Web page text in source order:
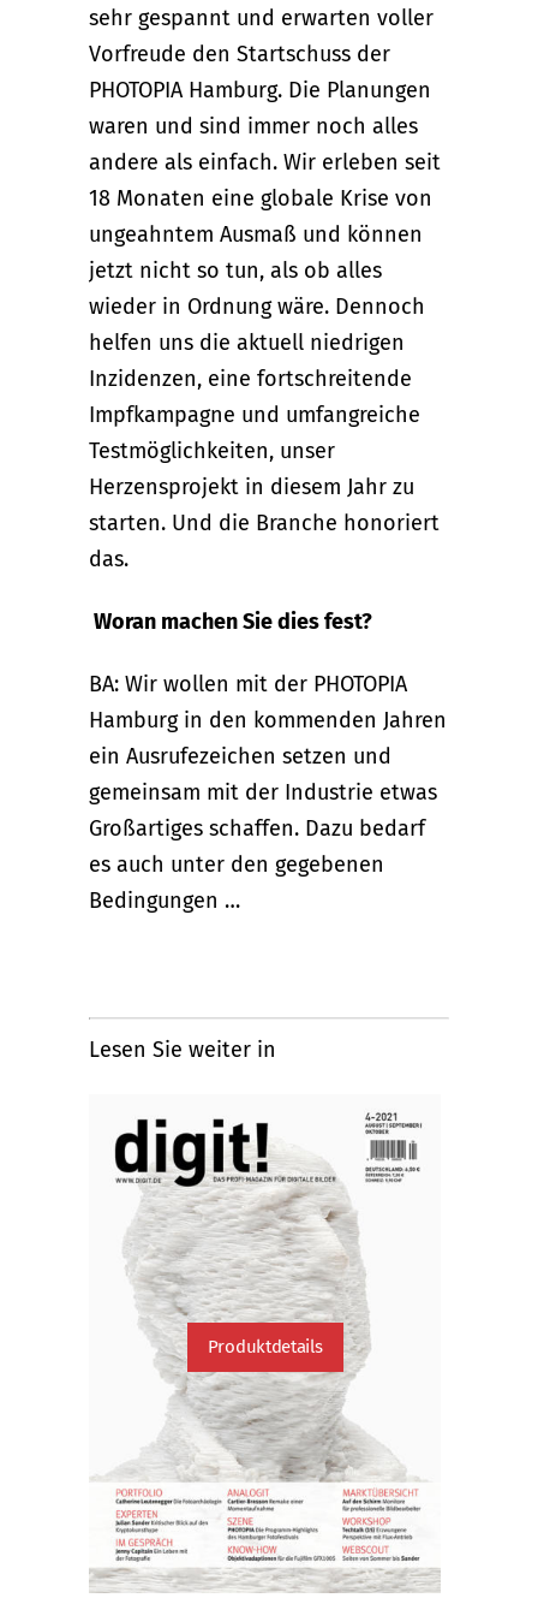
sehr gespannt und erwarten voller
Vorfreude den Startschuss der
PHOTOPIA Hamburg. Die Planungen
waren und sind immer noch alles
andere als einfach. Wir erleben seit
18 Monaten eine globale Krise von
ungeahntem Ausmaß und können
jetzt nicht so tun, als ob alles
wieder in Ordnung wäre. Dennoch
helfen uns die aktuell niedrigen
Inzidenzen, eine fortschreitende
Impfkampagne und umfangreiche
Testmöglichkeiten, unser
Herzensprojekt in diesem Jahr zu
starten. Und die Branche honoriert
das.
Woran machen Sie dies fest?
BA: Wir wollen mit der PHOTOPIA
Hamburg in den kommenden Jahren
ein Ausrufezeichen setzen und
gemeinsam mit der Industrie etwas
Großartiges schaffen. Dazu bedarf
es auch unter den gegebenen
Bedingungen …
Lesen Sie weiter in
Produktdetails